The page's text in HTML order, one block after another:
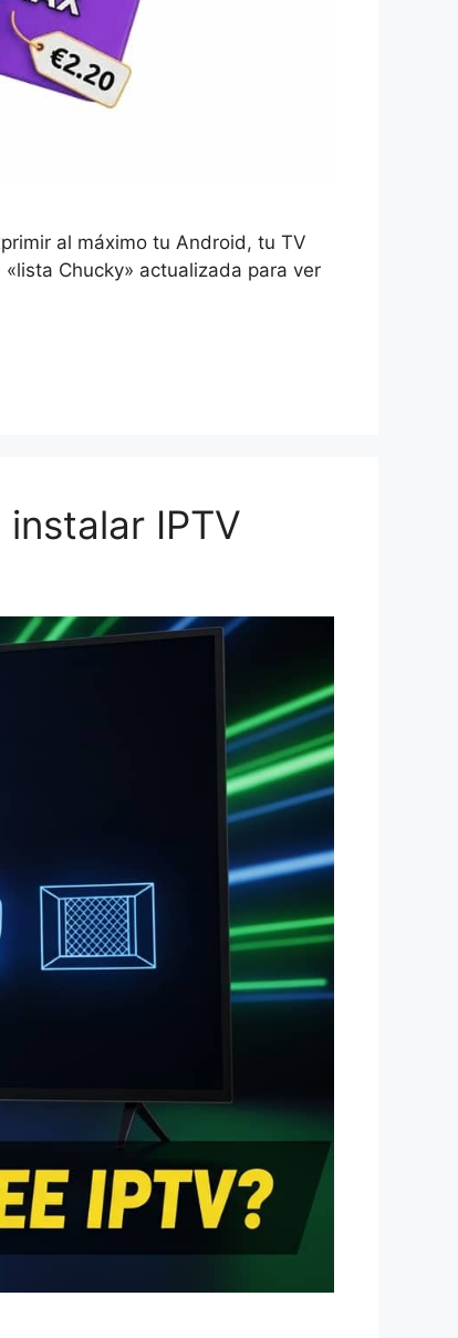
al máximo tu Android, tu TV
Chucky» actualizada para ver
IPTV